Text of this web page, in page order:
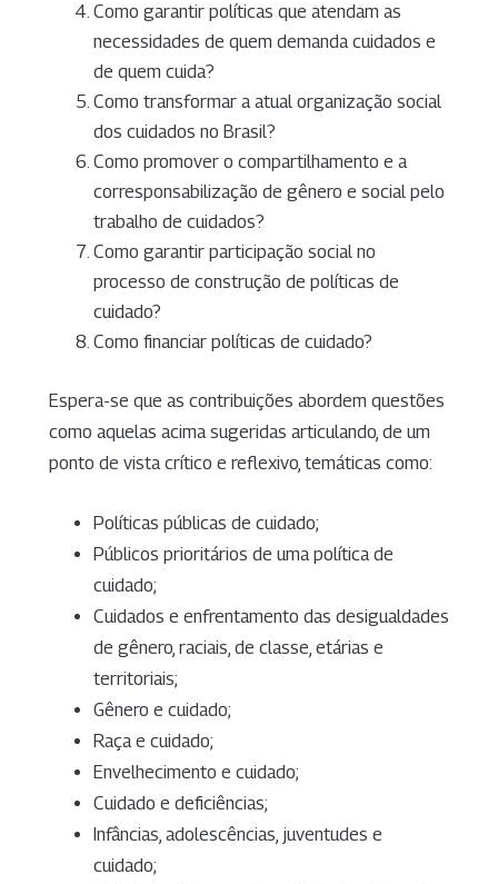
Como garantir políticas que atendam as
necessidades de quem demanda cuidados e
de quem cuida?
Como transformar a atual organização social
dos cuidados no Brasil?
Como promover o compartilhamento e a
corresponsabilização de gênero e social pelo
trabalho de cuidados?
Como garantir participação social no
processo de construção de políticas de
cuidado?
Como financiar políticas de cuidado?
Espera-se que as contribuições abordem questões
como aquelas acima sugeridas articulando, de um
ponto de vista crítico e reflexivo, temáticas como:
Políticas públicas de cuidado;
Públicos prioritários de uma política de
cuidado;
Cuidados e enfrentamento das desigualdades
de gênero, raciais, de classe, etárias e
territoriais;
Gênero e cuidado;
Raça e cuidado;
Envelhecimento e cuidado;
Cuidado e deficiências;
Infâncias, adolescências, juventudes e
cuidado;